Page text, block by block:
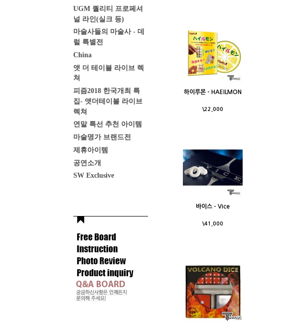
UGM 퀄리티 프로페셔
널 라인(실크 등)
마술사들의 마술사 - 데
럴 특별전
China
앳 더 테이블 라이브 렉
쳐
피즘2018 한국개최 특
집- 앳더테이블 라이브
렉쳐
연말 특선 추천 아이템
마술명가 브랜드전
제휴아이템
공연소개
SW Exclusive
하이루몬 - HAEILMON
\22,000
바이스 - Vice
\41,000